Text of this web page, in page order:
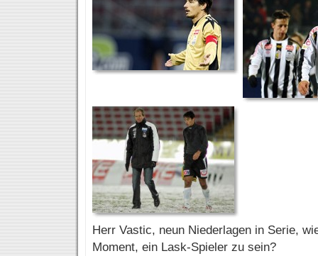
Herr Vastic, neun Niederlagen in Serie,
Moment, ein Lask-Spieler zu sein?